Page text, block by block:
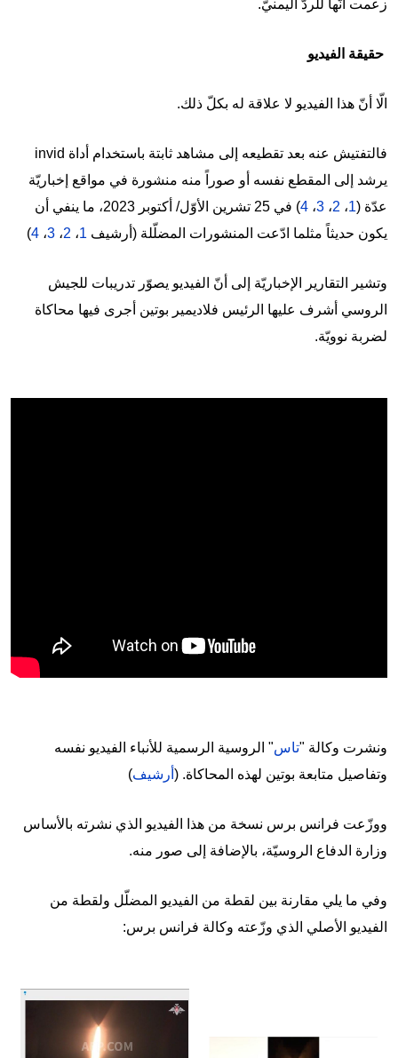
زعمت أنّها للردّ اليمنيّ.
حقيقة الفيديو
الّا أنّ هذا الفيديو لا علاقة له بكلّ ذلك.
يرشد إلى المقطع نفسه أو صوراً منه منشورة في مواقع إخباريّة
عدّة (1، 2، 3، 4
) في 25 تشرين الأوّل/ أكتوبر 2023، ما ينفي أن
يكون حديثاً مثلما ادّعت المنشورات المضلّلة (أرشيف 1، 2، 3، 4
)
وتشير التقارير الإخباريّة إلى أنّ الفيديو يصوّر تدريبات للجيش
الروسي أشرف عليها الرئيس فلاديمير بوتين أجرى فيها محاكاة
لضربة نوويّة.
ونشرت وكالة "تاس" الروسية الرسمية للأنباء الفيديو نفسه
وتفاصيل متابعة بوتين لهذه المحاكاة. ( أرشيف)
ووزّعت فرانس برس نسخة من هذا الفيديو الذي نشرته بالأساس
وزارة الدفاع الروسيّة، بالإضافة إلى صور منه.
وفي ما يلي مقارنة بين لقطة من الفيديو المضلّل ولقطة من
الفيديو الأصلي الذي وزّعته وكالة فرانس برس:
Image